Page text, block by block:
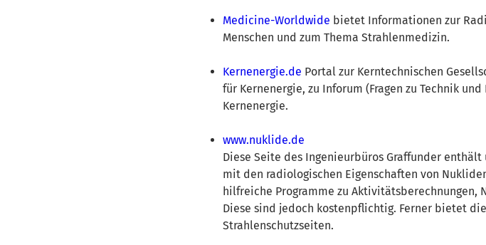
Medicine-Worldwide bietet Informationen zur
Menschen und zum Thema Strahlenmedizin.
Kernenergie.de Portal zur Kerntechnischen
für Kernenergie, zu Inforum (Fragen zu Technik
Kernenergie.
www.nuklide.de
Diese Seite des Ingenieurbüros Graffunder
mit den radiologischen Eigenschaften von
hilfreiche Programme zu Aktivitätsberechnungen,
Diese sind jedoch kostenpflichtig. Ferner bietet
Strahlenschutzseiten.